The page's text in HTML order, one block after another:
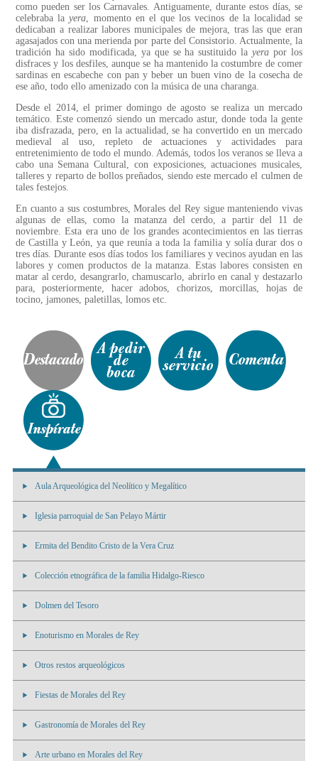
como pueden ser los Carnavales. Antiguamente, durante estos días, se
celebraba layera, momento en el que los vecinos de la localidad se
dedicaban a realizar labores municipales de mejora, tras las que eran
agasajados con una merienda por parte del Consistorio. Actualmente, la
tradición ha sido modificada, ya que se ha sustituido layera por los
disfraces y los desfiles, aunque se ha mantenido la costumbre de comer
sardinas en escabeche con pan y beber un buen vino de la cosecha de
ese año, todo ello amenizado con la música de una charanga.
Desde el 2014, el primer domingo de agosto se realiza un mercado
temático. Este comenzó siendo un mercado astur, donde toda la gente
iba disfrazada, pero, en la actualidad, se ha convertido en un mercado
medieval al uso, repleto de actuaciones y actividades para
entretenimiento de todo el mundo. Además, todos los veranos se lleva a
cabo una Semana Cultural, con exposiciones, actuaciones musicales,
talleres y reparto de bollos preñados, siendo este mercado el culmen de
tales festejos.
En cuanto a sus costumbres, Morales del Rey sigue manteniendo vivas
algunas de ellas, como la matanza del cerdo, a partir del 11 de
noviembre. Esta era uno de los grandes acontecimientos en las tierras
de Castilla y León, ya que reunía a toda la familia y solía durar dos o
tres días. Durante esos días todos los familiares y vecinos ayudan en las
labores y comen productos de la matanza. Estas labores consisten en
matar al cerdo, desangrarlo, chamuscarlo, abrirlo en canal y destazarlo
para, posteriormente, hacer adobos, chorizos, morcillas, hojas de
tocino, jamones, paletillas, lomos etc.
Aula Arqueológica del Neolítico y Megalítico
Iglesia parroquial de San Pelayo Mártir
Ermita del Bendito Cristo de la Vera Cruz
Colección etnográfica de la familia Hidalgo-Riesco
Dolmen del Tesoro
Enoturismo en Morales de Rey
Otros restos arqueológicos
Fiestas de Morales del Rey
Gastronomía de Morales del Rey
Arte urbano en Morales del Rey